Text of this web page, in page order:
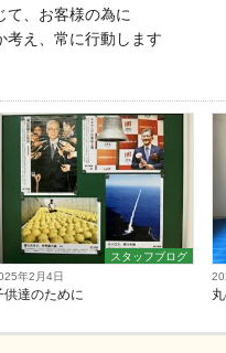
て、お客様の為に
考え、常に行動します
スタッフブログ
年2月4日
供達のために